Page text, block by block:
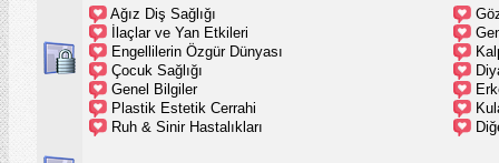
Ağız Diş Sağlığı
İlaçlar ve Yan Etkileri
Engellilerin Özgür Dünyası
Çocuk Sağlığı
Genel Bilgiler
Plastik Estetik Cerrahi
Ruh & Sinir Hastalıkları